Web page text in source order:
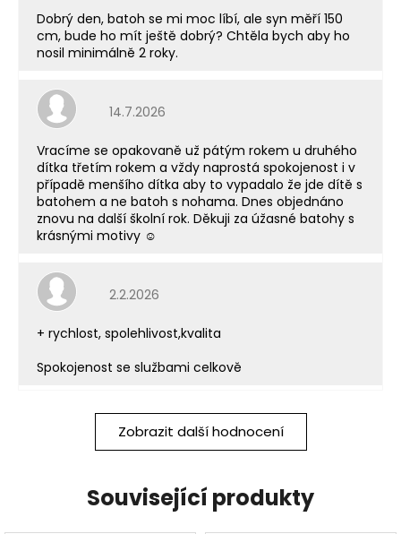
Dobrý den, batoh se mi moc líbí, ale syn měří 150
cm, bude ho mít ještě dobrý? Chtěla bych aby ho
nosil minimálně 2 roky.
Hodnocení obchodu je 5 z 5 hvězdiček.
14.7.2026
Vracíme se opakovaně už pátým rokem u druhého
dítka třetím rokem a vždy naprostá spokojenost i v
případě menšího dítka aby to vypadalo že jde dítě s
batohem a ne batoh s nohama. Dnes objednáno
znovu na další školní rok. Děkuji za úžasné batohy s
krásnými motivy ☺️
Hodnocení obchodu je 5 z 5 hvězdiček.
2.2.2026
+ rychlost, spolehlivost,kvalita
Spokojenost se službami celkově
Zobrazit další hodnocení
Související produkty